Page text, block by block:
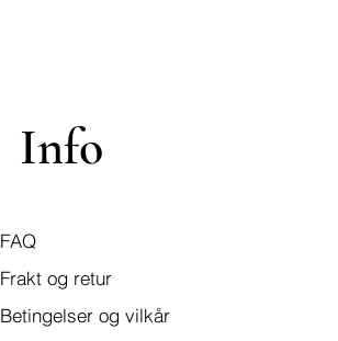
Info
FAQ
Frakt og retur
Betingelser og vilkår